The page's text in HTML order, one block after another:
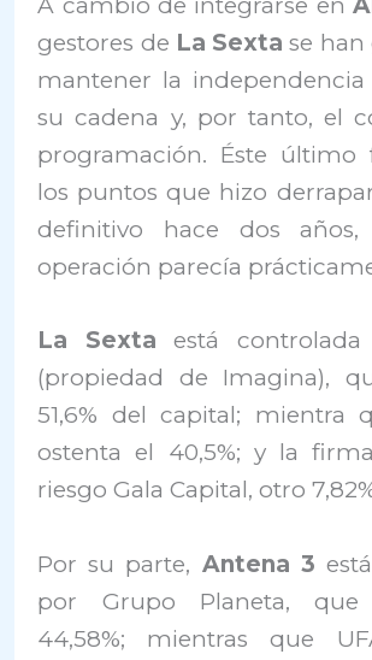
gestores de La Sexta se han
mantener la
su cadena y, por tanto, el
programación. Éste
los puntos que hizo
definitivo hace dos
operación parecía
La Sexta está
(propiedad de Imagina),
51,6% del capital; mientra
ostenta el 40,5%; y la
riesgo Gala Capital, otro
Por su parte, Antena 3
por Grupo Planeta,
44,58%; mientras que